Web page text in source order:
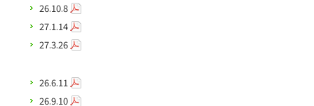
26.10.8
27.1.14
27.3.26
26.6.11
26.9.10